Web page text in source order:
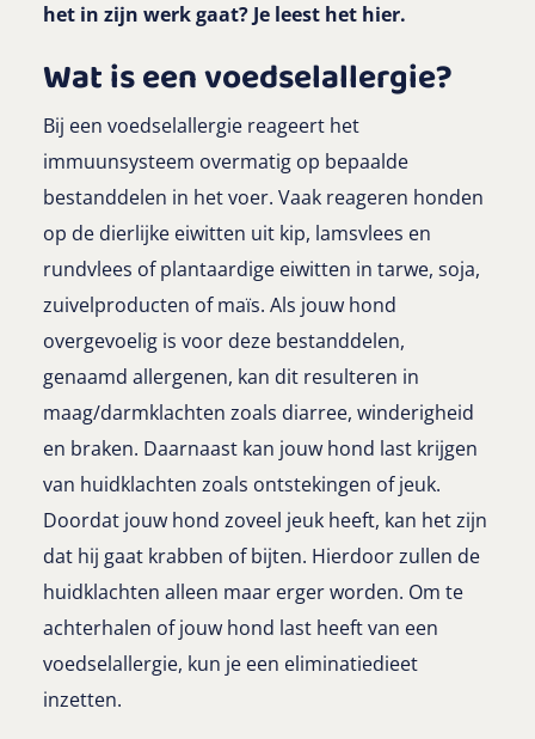
het in zijn werk gaat? Je leest het hier.
Wat is een voedselallergie?
Bij een voedselallergie reageert het
immuunsysteem overmatig op bepaalde
bestanddelen in het voer. Vaak reageren honden
op de dierlijke eiwitten uit kip, lamsvlees en
rundvlees of plantaardige eiwitten in tarwe, soja,
zuivelproducten of maïs. Als jouw hond
overgevoelig is voor deze bestanddelen,
genaamd allergenen, kan dit resulteren in
maag/darmklachten zoals diarree, winderigheid
en braken. Daarnaast kan jouw hond last krijgen
van huidklachten zoals ontstekingen of jeuk.
Doordat jouw hond zoveel jeuk heeft, kan het zijn
dat hij gaat krabben of bijten. Hierdoor zullen de
huidklachten alleen maar erger worden. Om te
achterhalen of jouw hond last heeft van een
voedselallergie, kun je een eliminatiedieet
inzetten.